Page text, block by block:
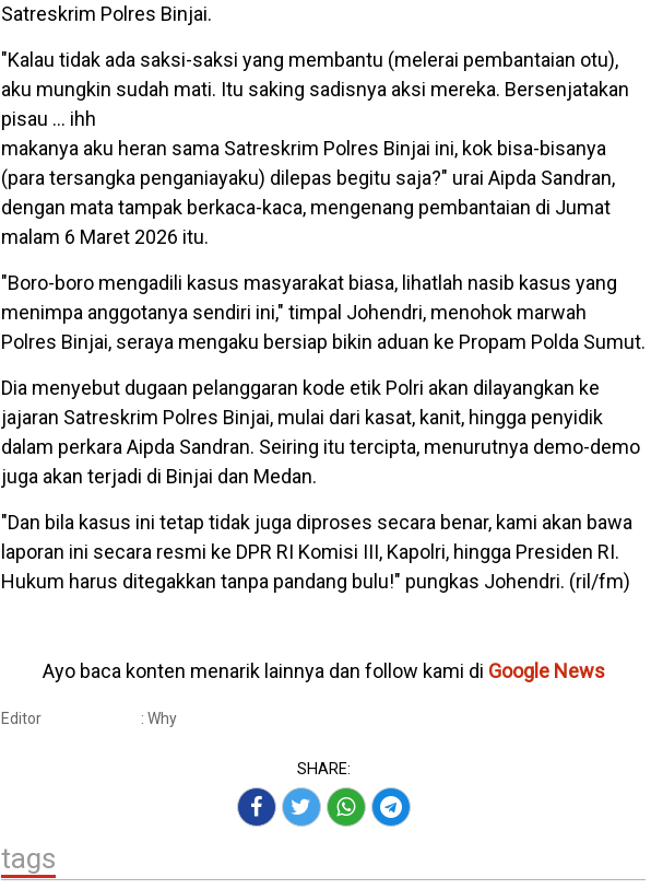
Satreskrim Polres Binjai.
"Kalau tidak ada saksi-saksi yang membantu (melerai pembantaian otu),
aku mungkin sudah mati. Itu saking sadisnya aksi mereka. Bersenjatakan
pisau ... ihh
makanya aku heran sama Satreskrim Polres Binjai ini, kok bisa-bisanya
(para tersangka penganiayaku) dilepas begitu saja?" urai Aipda Sandran,
dengan mata tampak berkaca-kaca, mengenang pembantaian di Jumat
malam 6 Maret 2026 itu.
"Boro-boro mengadili kasus masyarakat biasa, lihatlah nasib kasus yang
menimpa anggotanya sendiri ini," timpal Johendri, menohok marwah
Polres Binjai, seraya mengaku bersiap bikin aduan ke Propam Polda Sumut.
Dia menyebut dugaan pelanggaran kode etik Polri akan dilayangkan ke
jajaran Satreskrim Polres Binjai, mulai dari kasat, kanit, hingga penyidik
dalam perkara Aipda Sandran. Seiring itu tercipta, menurutnya demo-demo
juga akan terjadi di Binjai dan Medan.
"Dan bila kasus ini tetap tidak juga diproses secara benar, kami akan bawa
laporan ini secara resmi ke DPR RI Komisi III, Kapolri, hingga Presiden RI.
Hukum harus ditegakkan tanpa pandang bulu!" pungkas Johendri. (ril/fm)
Ayo baca konten menarik lainnya dan follow kami di Google News
Editor : Why
SHARE:
tags